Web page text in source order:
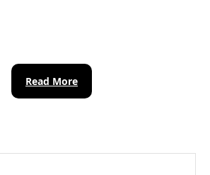
Read MoreRead
More